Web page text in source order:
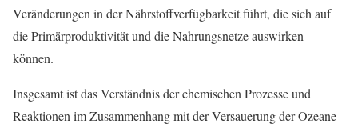
Veränderungen in der Nährstoffverfügbarkeit führt, die sich auf
die Primärproduktivität und die Nahrungsnetze auswirken
können.
Insgesamt ist das Verständnis der chemischen Prozesse und
Reaktionen im Zusammenhang mit der Versauerung der Ozeane